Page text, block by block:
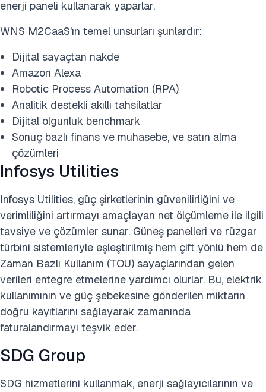
enerji paneli kullanarak yaparlar.
WNS M2CaaS'ın temel unsurları şunlardır:
Dijital sayaçtan nakde
Amazon Alexa
Robotic Process Automation (RPA)
Analitik destekli akıllı tahsilatlar
Dijital olgunluk benchmark
Sonuç bazlı finans ve muhasebe, ve satın alma
çözümleri
Infosys Utilities
Infosys Utilities, güç şirketlerinin güvenilirliğini ve
verimliliğini artırmayı amaçlayan net ölçümleme ile ilgili
tavsiye ve çözümler sunar. Güneş panelleri ve rüzgar
türbini sistemleriyle eşleştirilmiş hem çift yönlü hem de
Zaman Bazlı Kullanım (TOU) sayaçlarından gelen
verileri entegre etmelerine yardımcı olurlar. Bu, elektrik
kullanımının ve güç şebekesine gönderilen miktarın
doğru kayıtlarını sağlayarak zamanında
faturalandırmayı teşvik eder.
SDG Group
SDG hizmetlerini kullanmak, enerji sağlayıcılarının ve